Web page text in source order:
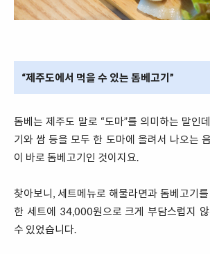
“제주도에서 먹을 수 있는 돔베고기”
돔베는 제주도 말로 “도마”를 의미하는 말인
기와 쌈 등을 모두 한 도마에 올려서 나오는
이 바로 돔베고기인 것이지요.
찾아보니, 세트메뉴로 해물라면과 돔베고기
한 세트에 34,000원으로 크게 부담스럽지
수 있었습니다.